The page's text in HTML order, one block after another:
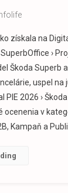
získala na
›
Škoda Superb
uspel na
PIE 2026 ›
ocenenia v
Kampaň a